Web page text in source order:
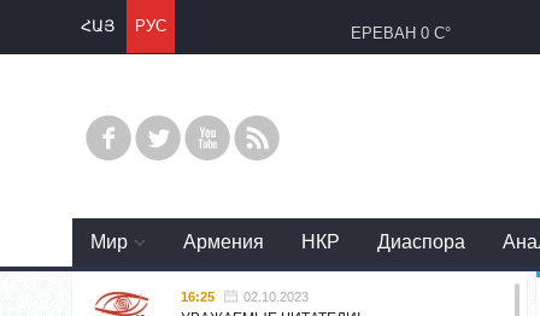
ՀԱՅ РУС ЕРЕВАН 0 C°
Mир Армения НКР Диаспора
16:25 02.10.2023